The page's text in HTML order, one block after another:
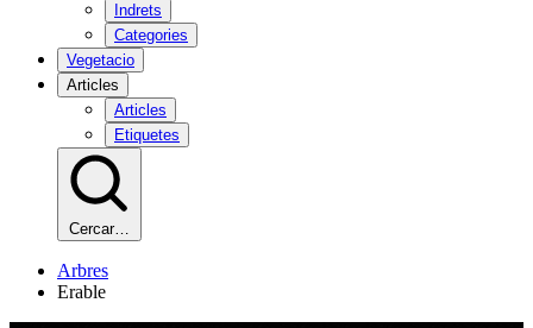
Indrets
Categories
Vegetacio
Articles
Articles
Etiquetes
Cercar…
Arbres
Erable